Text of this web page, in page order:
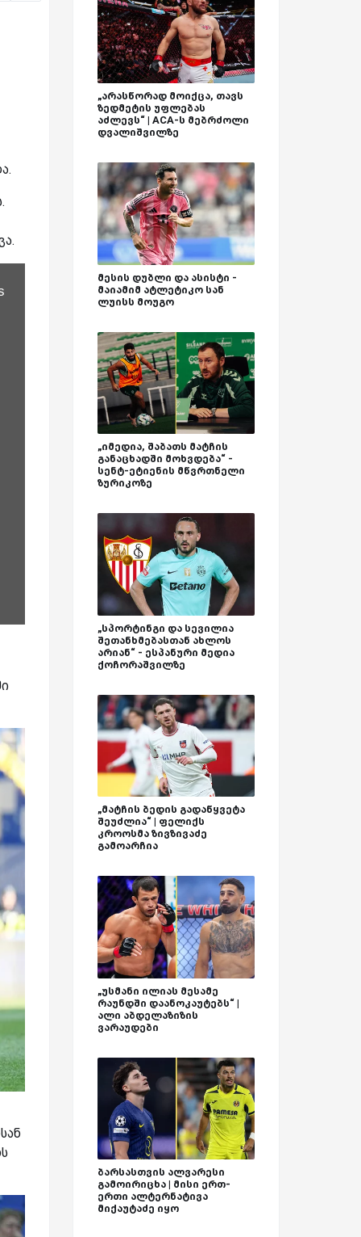
„არასწორად მოიქცა, თავს
ზედმეტის უფლებას
აძლევს“ | ACA-ს მებრძოლი
დვალიშვილზე
მესის დუბლი და ასისტი -
მაიამიმ ატლეტიკო სან
ლუისს მოუგო
„იმედია, შაბათს მატჩის
განაცხადში მოხვდება“ -
სენტ-ეტიენის მწვრთნელი
ზურიკოზე
„სპორტინგი და სევილია
შეთანხმებასთან ახლოს
არიან“ - ესპანური მედია
ქოჩორაშვილზე
„მატჩის ბედის გადაწყვეტა
შეუძლია“ | ფელიქს
კროოსმა ზივზივაძე
გამოარჩია
„უსმანი ილიას მესამე
რაუნდში დაანოკაუტებს“ |
ალი აბდელაზიზის
ვარაუდები
ბარსასთვის ალვარესი
გამოირიცხა | მისი ერთ-
ერთი ალტერნატივა
მიქაუტაძე იყო